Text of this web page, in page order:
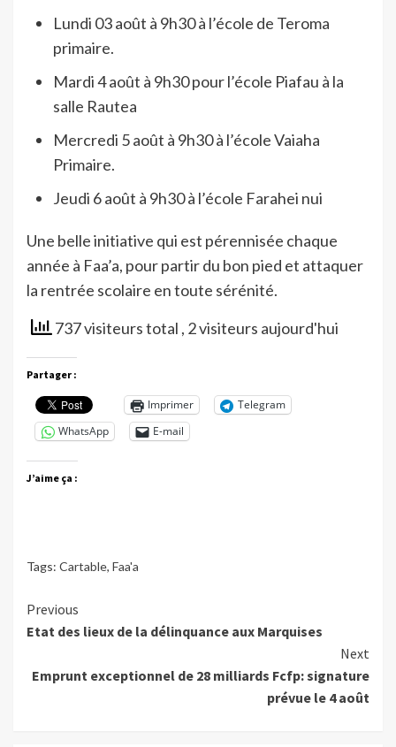
Lundi 03 août à 9h30 à l’école de Teroma
primaire.
Mardi 4 août à 9h30 pour l’école Piafau à la
salle Rautea
Mercredi 5 août à 9h30 à l’école Vaiaha
Primaire.
Jeudi 6 août à 9h30 à l’école Farahei nui
Une belle initiative qui est pérennisée chaque
année à Faa’a, pour partir du bon pied et attaquer
la rentrée scolaire en toute sérénité.
737 visiteurs total , 2 visiteurs aujourd'hui
Partager :
Imprimer
Telegram
WhatsApp
E-mail
J’aime ça :
Tags: Cartable, Faa'a
Continue
Reading
Previous
Etat des lieux de la délinquance aux Marquises
Next
Emprunt exceptionnel de 28 milliards Fcfp: signature
prévue le 4 août